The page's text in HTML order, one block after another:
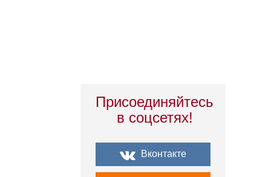
Присоединяйтесь
в соцсетях!
Вконтакте